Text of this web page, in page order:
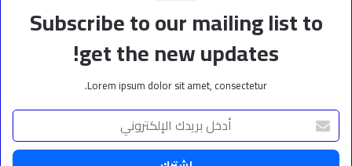
Subscribe to our mailing list to
get the new updates!
Lorem ipsum dolor sit amet, consectetur.
أدخل
بريدك
الإلكتروني